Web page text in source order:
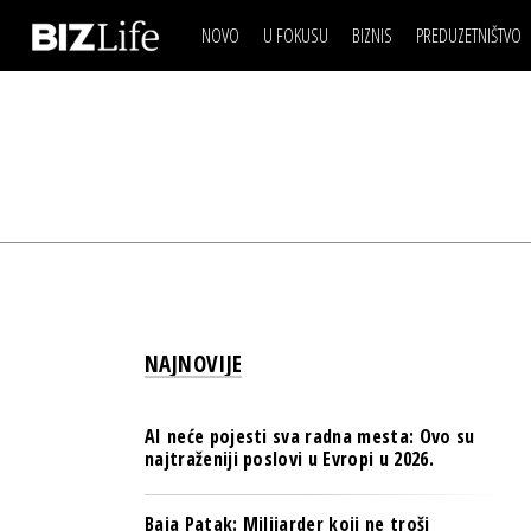
NOVO U FOKUSU BIZNIS
ESG & ENERGY
PULS REGIONA
NOVO NA RAFU
PREDUZETNIŠTVO
IZJAVA DANABIZNIS SCENA
NOVO NA RAFU
NAJNOVIJE
AI neće pojesti sva radna mesta: Ovo su
najtraženiji poslovi u Evropi u 2026.
Baja Patak: Milijarder koji ne troši